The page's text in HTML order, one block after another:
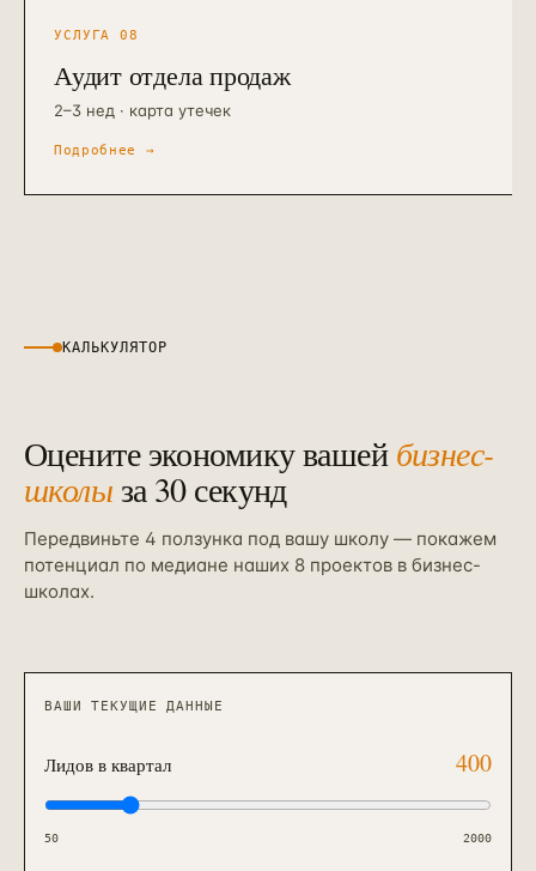
УСЛУГА08
Аудит отдела продаж
2–3 нед · карта утечек
Подробнее →
КАЛЬКУЛЯТОР
Оцените экономику вашейбизнес-
школыза 30 секунд
Передвиньте 4 ползунка под вашу школу — покажем
потенциал по медиане наших 8 проектов в бизнес-
школах.
ВАШИ ТЕКУЩИЕ ДАННЫЕ
Лидов в квартал 400
50 2000